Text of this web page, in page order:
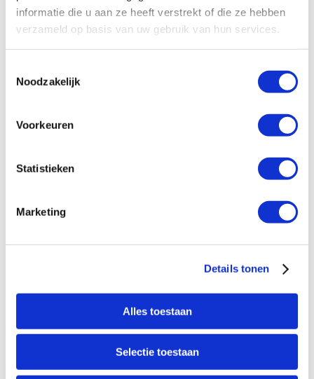
informatie die u aan ze heeft verstrekt of die ze hebben
verzameld op basis van uw gebruik van hun services.
Noodzakelijk
Voorkeuren
Statistieken
Marketing
Details tonen
Alles toestaan
Selectie toestaan
investeerden al
Growth